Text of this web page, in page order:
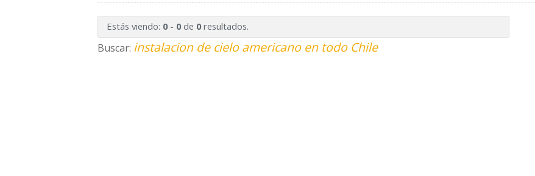
Estás viendo: 0- 0de 0resultados.
Buscar: instalacion de cielo americano en todo Chile